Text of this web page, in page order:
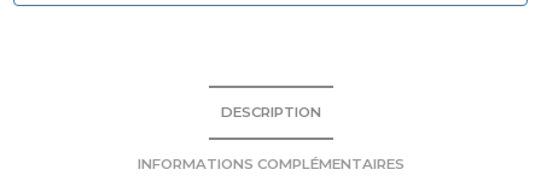
DESCRIPTION
INFORMATIONS COMPLÉMENTAIRES